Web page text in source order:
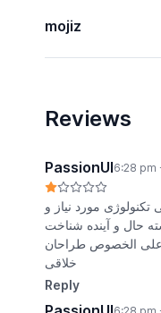
mojiz
Reviews
PassionUI6:28 pm
مورد نیاز و
حال و آینده شناخت
علی الخصوص طراحان
خلاقی
Reply